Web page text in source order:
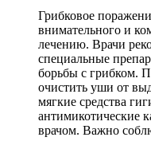
Грибковое
внимательного и
лечению. Врачи
специальные
борьбы с грибком.
очистить уши от
мягкие средства
антимикотические
врачом. Важно